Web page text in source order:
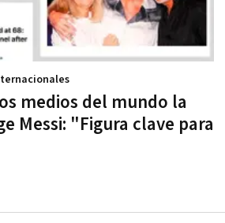
medios del mundo la
Messi: "Figura clave para